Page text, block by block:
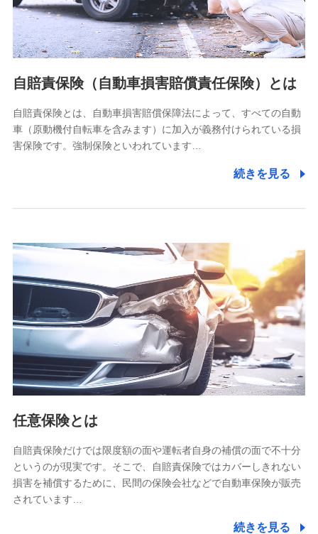
株式会社ドコモ・インシュアランス
個人情報の第三者提供について
除き、第三者に提供いたしません。
業務の委託
当社は利用目的の達成に必要な範囲内において個人情報の取
【共同して利用される利用データの項目】
当社又は株式会社NTTドコモがサービス提供等を通じて取得
した、以下の情報などの個人データ
基本情報
氏名、電話番号、メールアドレス、お客さまの識別子、
属性、連絡先、dポイントサービスのご利用に関する情
報。例として、dポイントカード番号、性別、年齢、家族
構成、住所、dポイント残高、dポイント利用履歴などが
含まれます。
当社又は株式会社NTTドコモが提供する各種サービスな
又は株式会社NTTドコモが提供する各種サービスのご契
約状態・ご利用履歴インターネット利用時の行動に関す
る情報、アプリケーション利用時の行動に関する情報、
購入されたサービスや商品の名称・購入場所・決済に関
する情報、アンケートの回答に関する情報などが含まれ
自賠責保険（自動車損害賠償責任保険）とは
自賠責保険とは、自動車損害賠償保障法によって、すべての自動
車（原動機付自転車を含みます）に加入が義務付けられている損
害保険です。強制保険といわれています…
続きを見る
任意保険とは
自賠責保険だけでは限度額の面や運転者自身の補償の面で不十分
というのが現実です。そこで、自賠責保険ではカバーしきれない
損害を補償するために、民間の保険会社などで自動車保険が販売
されています…
続きを見る